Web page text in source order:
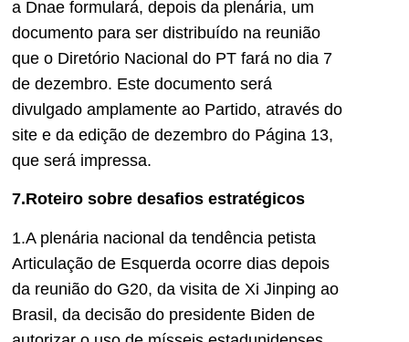
a Dnae formulará, depois da plenária, um
documento para ser distribuído na reunião
que o Diretório Nacional do PT fará no dia 7
de dezembro. Este documento será
divulgado amplamente ao Partido, através do
site e da edição de dezembro do Página 13,
que será impressa.
7.Roteiro sobre desafios estratégicos
1.A plenária nacional da tendência petista
Articulação de Esquerda ocorre dias depois
da reunião do G20, da visita de Xi Jinping ao
Brasil, da decisão do presidente Biden de